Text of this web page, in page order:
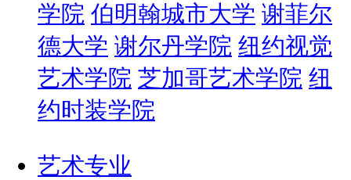
学院 伯明翰城市大学 谢菲尔
德大学 谢尔丹学院 纽约视觉
艺术学院 芝加哥艺术学院 纽
约时装学院
艺术专业